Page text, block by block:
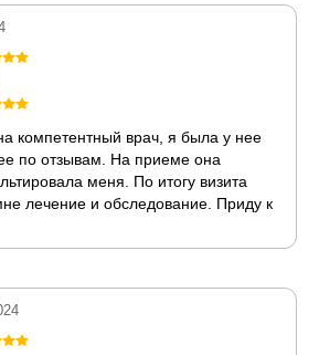
компетентный врач, я была у нее
по отзывам. На приеме она
меня. По итогу визита
лечение и обследование. Приду к